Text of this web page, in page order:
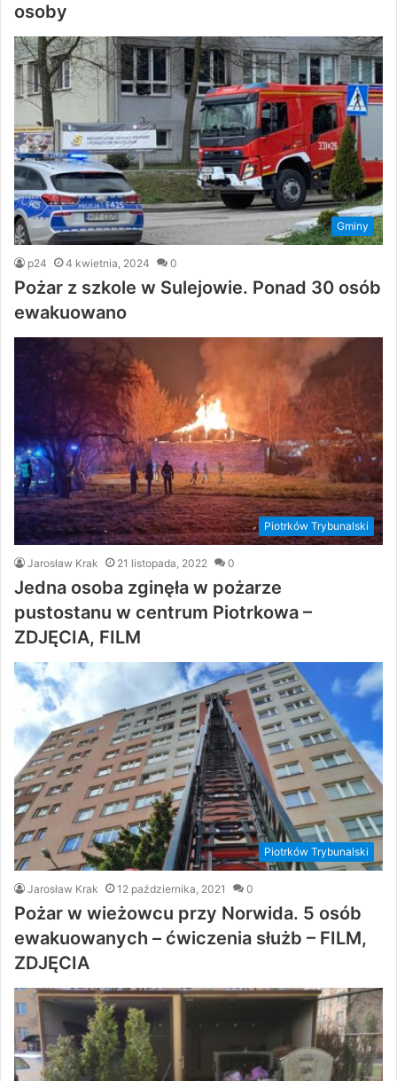
osoby
Gminy
p24 4 kwietnia, 2024 0
Pożar z szkole w Sulejowie. Ponad 30 osób
ewakuowano
Piotrków Trybunalski
Jarosław Krak 21 listopada, 2022 0
Jedna osoba zginęła w pożarze
pustostanu w centrum Piotrkowa –
ZDJĘCIA, FILM
Piotrków Trybunalski
Jarosław Krak 12 października, 2021 0
Pożar w wieżowcu przy Norwida. 5 osób
ewakuowanych – ćwiczenia służb – FILM,
ZDJĘCIA